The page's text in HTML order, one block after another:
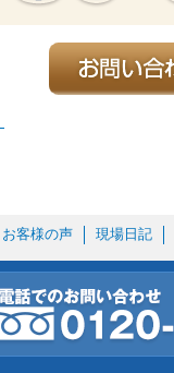
お客様の声 現場日記